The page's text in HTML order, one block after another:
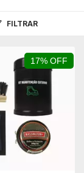
FILTRAR
17% OFF